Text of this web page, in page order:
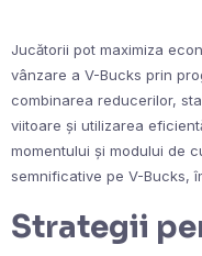
Jucătorii pot maximiza
vânzare a V-Bucks prin
combinarea reducerilor,
viitoare și utilizarea
momentului și modului de
semnificative pe V-Bucks,
Strategii